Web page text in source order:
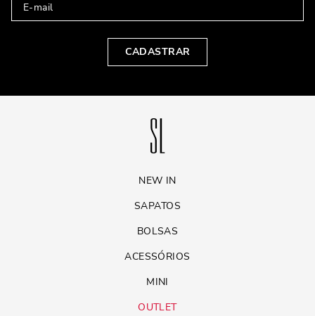
CADASTRAR
NEW IN
SAPATOS
BOLSAS
ACESSÓRIOS
MINI
OUTLET